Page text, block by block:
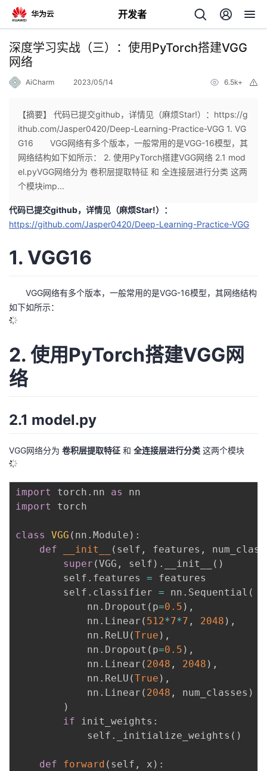
开发者
返
回
个
人
页
我
开
发
博
的
我
播
活
的
的
开
者
学
堂
程
认
的
我
我
Programs
支
持
我
支
声
深度学习实战（三）：使用PyTorch搭建VGG
网络
AiCharm 2023/05/14 6.5k+
【摘要】 代码已提交github，详情见（麻烦Star!）：https://g
ithub.com/Jasper0420/Deep-Learning-Practice-VGG 1. VG
G16 VGG网络有多个版本，一般常用的是VGG-16模型，其
网络结构如下如所示： 2. 使用PyTorch搭建VGG网络 2.1 mod
el.pyVGG网络分为 卷积层提取特征 和 全连接层进行分类 这两
个模块imp...
代码已提交github，详情见（麻烦Star!）：
https://github.com/Jasper0420/Deep-Learning-Practice-VGG
1. VGG16
VGG网络有多个版本，一般常用的是VGG-16模型，其网络结构
如下如所示：
2. 使用PyTorch搭建VGG网
络
2.1 model.py
VGG网络分为 卷积层提取特征 和 全连接层进行分类 这两个模块
import torch . nn as
import
torch
class VGG ( nn . Module ) :
def
__init__ ( self , features ,
super (VGG , self ) . __init__ ( )
        self
. features =
        self
. classifier = nn . Sequential (
            nn
. Dropout ( p=0.5 ) ,
            nn
. Linear ( 512*7*7 , 2048 ) ,
            nn
. ReLU (True ) ,
            nn
. Dropout ( p=0.5 ) ,
            nn
. Linear ( 2048 , 2048 ) ,
            nn
. ReLU (True ) ,
            nn
. Linear ( 2048 , num_classes )
)
if init_weights :
            self
. _initialize_weights ( )
def forward ( self , x ) :